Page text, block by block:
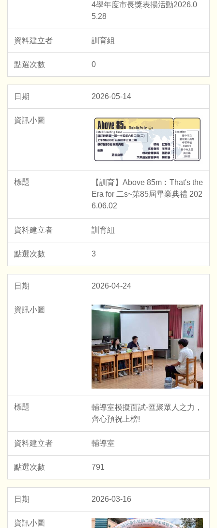
4學年度市長獎表揚活動2026.0
5.28
訓育組
0
2026-05-14
【訓育】Above 85m︰That's the
Era for 二s~第85屆畢業典禮 202
6.06.02
訓育組
3
2026-04-24
輔導室模擬面試-匯聚眾人之力，
齊心預祝上榜!
輔導室
791
2026-03-16